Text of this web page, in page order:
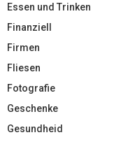
Essen und Trinken
Finanziell
Firmen
Fliesen
Fotografie
Geschenke
Gesundheid